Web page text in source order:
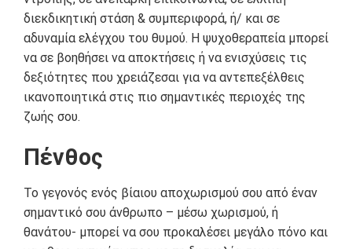
διεκδικητική στάση & συμπεριφορά, ή/ και σε
αδυναμία ελέγχου του θυμού. Η ψυχοθεραπεία μπορεί
να σε βοηθήσει να αποκτήσεις ή να ενισχύσεις τις
δεξιότητες που χρειάζεσαι για να αντεπεξέλθεις
ικανοποιητικά στις πιο σημαντικές περιοχές της
ζωής σου.
Πένθος
Το γεγονός ενός βίαιου αποχωρισμού σου από έναν
σημαντικό σου άνθρωπο – μέσω χωρισμού, ή
θανάτου- μπορεί να σου προκαλέσει μεγάλο πόνο και